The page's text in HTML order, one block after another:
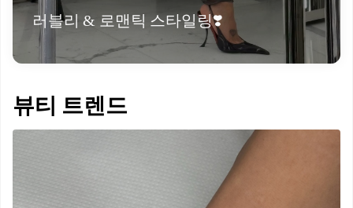
러블리 & 로맨틱 스타일링❣️
뷰티 트렌드